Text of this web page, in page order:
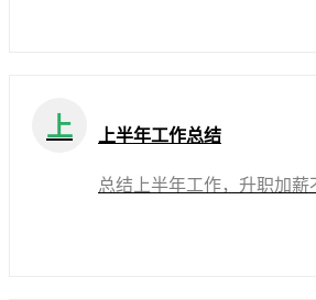
上 上半年工作总结
总结上半年工作，升职加薪